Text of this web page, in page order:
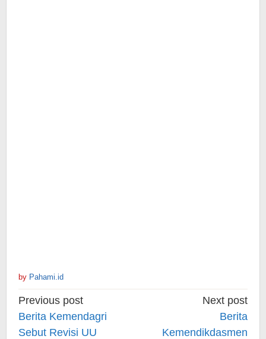
by Pahami.id
Post
navigation
Previous post
Berita Kemendagri
Sebut Revisi UU
Next post
Berita
Kemendikdasmen